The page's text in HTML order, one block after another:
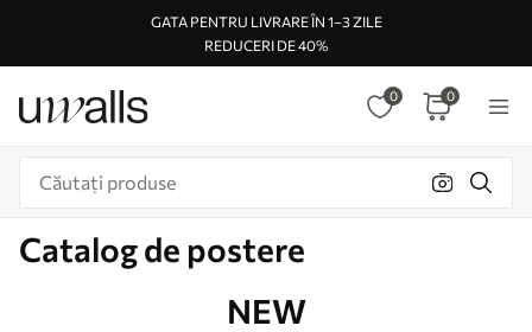
GATA PENTRU LIVRARE ÎN 1–3 ZILE
REDUCERI DE 40%
0 0
Catalog de postere
NEW